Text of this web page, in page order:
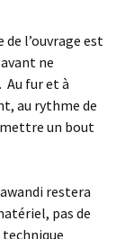
l’ouvrage est
ne
fur et à
au rythme de
un bout
restera
pas de
technique